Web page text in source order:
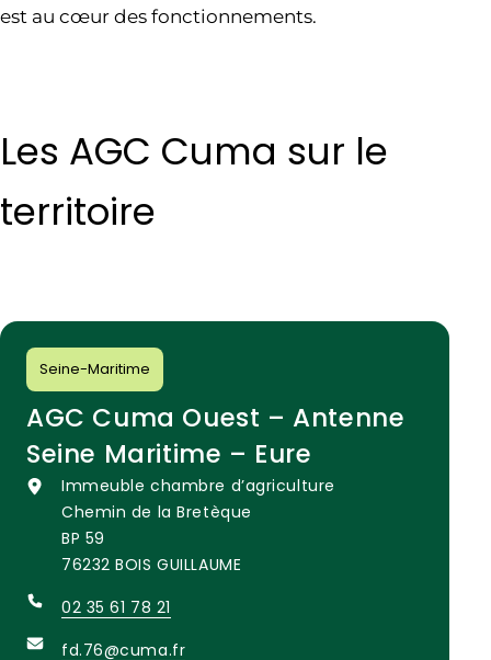
est au cœur des fonctionnements.
Les AGC Cuma sur le
territoire
Seine-Maritime
AGC Cuma Ouest – Antenne
Seine Maritime – Eure
Immeuble chambre d’agriculture
Chemin de la Bretèque
BP 59
76232 BOIS GUILLAUME
02 35 61 78 21
fd.76@cuma.fr